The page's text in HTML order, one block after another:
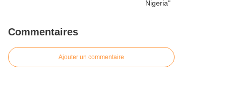
Commentaires
Ajouter un commentaire